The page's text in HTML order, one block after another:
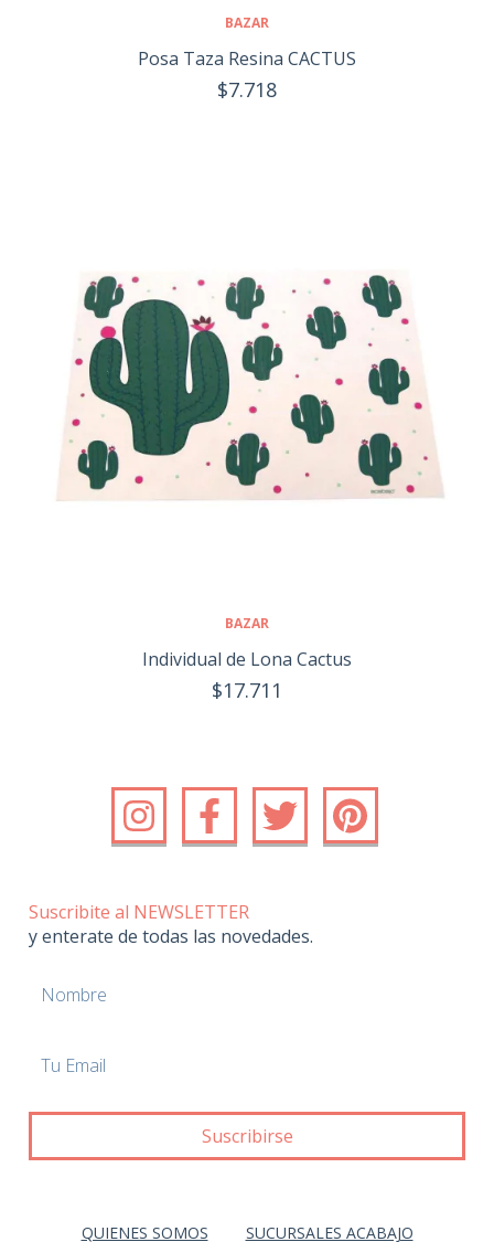
BAZAR
Posa Taza Resina CACTUS
$7.718
BAZAR
Individual de Lona Cactus
$17.711
Suscribite al NEWSLETTER
y enterate de todas las novedades.
QUIENES SOMOS SUCURSALES ACABAJO